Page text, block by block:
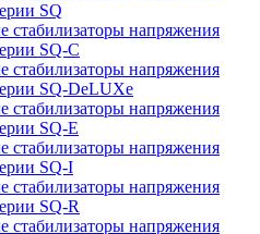
SQ
стабилизаторы напряжения
SQ-C
стабилизаторы напряжения
SQ-DeLUXe
стабилизаторы напряжения
SQ-E
стабилизаторы напряжения
SQ-I
стабилизаторы напряжения
SQ-R
стабилизаторы напряжения